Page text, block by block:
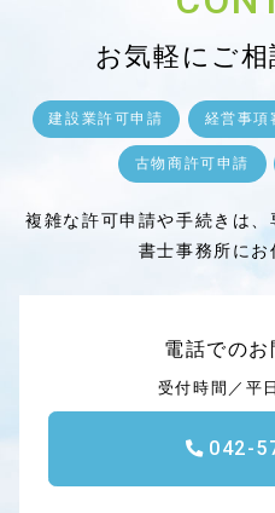
お気軽にご相
建設業許可申請 経営事項
古物商許可申請
複雑な許可申請や手続きは
書士事務所にお
電話での
受付時間／平
042-